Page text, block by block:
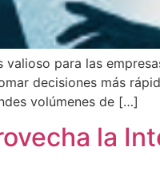
para las
decisiones más
volúmenes de […]
la